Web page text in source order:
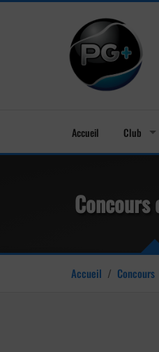
Accueil Club
Concours
Accueil / Concours